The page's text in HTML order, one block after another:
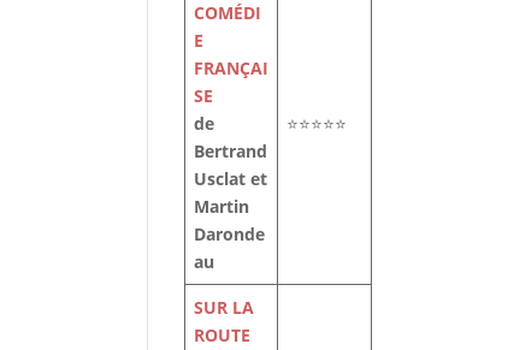
COMÉDI
E
FRANÇAI
SE
de
Bertrand
Usclat et
Martin
Daronde
au
⭐⭐⭐⭐⭐
SUR LA
ROUTE